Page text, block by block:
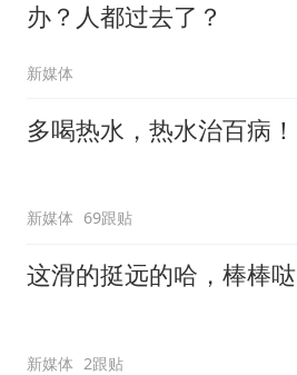
办？人都过去了？
新媒体
多喝热水，热水治百病！
新媒体 69跟贴
这滑的挺远的哈，棒棒哒
新媒体 2跟贴